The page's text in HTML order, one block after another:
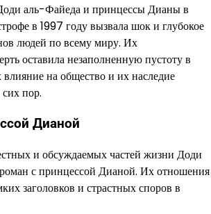
аль-Файеда и принцессы Дианы в
в 1997 году вызвала шок и глубокое
людей по всему миру. Их
оставила незаполненную пустоту в
на общество и их наследие
пор.
Дианой
и обсуждаемых частей жизни Доди
с принцессой Дианой. Их отношения
заголовков и страстных споров в